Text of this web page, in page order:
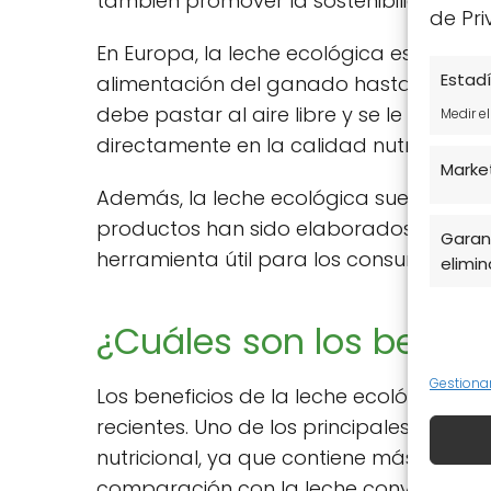
de
Medir
En Europa, la leche ecológica está
alimentación del ganado hasta los
debe pastar al aire libre y se le deben
directamente en la calidad nutricional
Además, la leche ecológica suele
productos han sido elaborados bajo
herramienta útil para los
¿Cuáles son los
Los beneficios de la leche ecológica
recientes. Uno de los principales
nutricional, ya que contiene más